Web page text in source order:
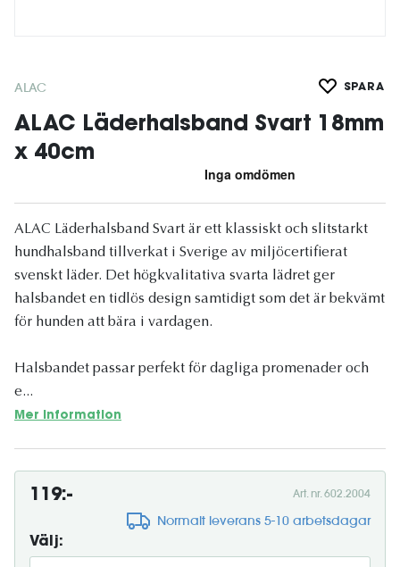
ALAC SPARA
ALAC Läderhalsband Svart 18mm
x 40cm
ALAC Läderhalsband Svart är ett klassiskt och slitstarkt
hundhalsband tillverkat i Sverige av miljöcertifierat
svenskt läder. Det högkvalitativa svarta lädret ger
halsbandet en tidlös design samtidigt som det är bekvämt
för hunden att bära i vardagen.
Halsbandet passar perfekt för dagliga promenader och
e...
Mer information
119:- Art. nr. 602.2004
Normalt leverans 5-10 arbetsdagar
Välj: